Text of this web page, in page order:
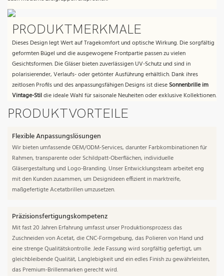
PRODUKTMERKMALE
Dieses Design legt Wert auf Tragekomfort und optische Wirkung. Die sorgfältig
geformten Bügel und die ausgewogene Frontpartie passen zu vielen
Gesichtsformen. Die Gläser bieten zuverlässigen UV-Schutz und sind in
polarisierender, Verlaufs- oder getönter Ausführung erhältlich. Dank ihres
zeitlosen Profils und des anpassungsfähigen Designs ist dieseSonnenbrille im
Vintage-Stildie ideale Wahl für saisonale Neuheiten oder exklusive Kollektionen.
PRODUKTVORTEILE
Flexible Anpassungslösungen
Wir bieten umfassende OEM/ODM-Services, darunter Farbkombinationen für
Rahmen, transparente oder Schildpatt-Oberflächen, individuelle
Gläsergestaltung und Logo-Branding. Unser Entwicklungsteam arbeitet eng
mit den Kunden zusammen, um Designideen effizient in marktreife,
maßgefertigte Acetatbrillen umzusetzen.
Präzisionsfertigungskompetenz
Mit fast 20 Jahren Erfahrung umfasst unser Produktionsprozess das
Zuschneiden von Acetat, die CNC-Formgebung, das Polieren von Hand und
eine strenge Qualitätskontrolle. Jede Fassung wird sorgfältig gefertigt, um
gleichbleibende Qualität, Langlebigkeit und ein edles Finish zu gewährleisten,
das Premium-Brillenmarken gerecht wird.